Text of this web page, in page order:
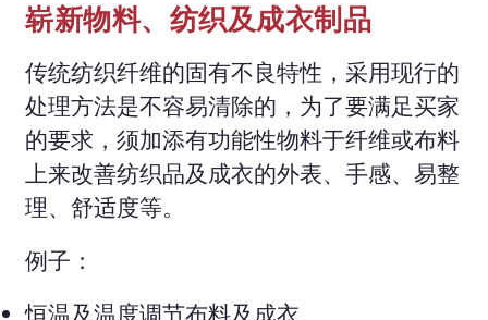
崭新物料、纺织及成衣制品
传统纺织纤维的固有不良特性，采用现行的
处理方法是不容易清除的，为了要满足买家
的要求，须加添有功能性物料于纤维或布料
上来改善纺织品及成衣的外表、手感、易整
理、舒适度等。
例子：